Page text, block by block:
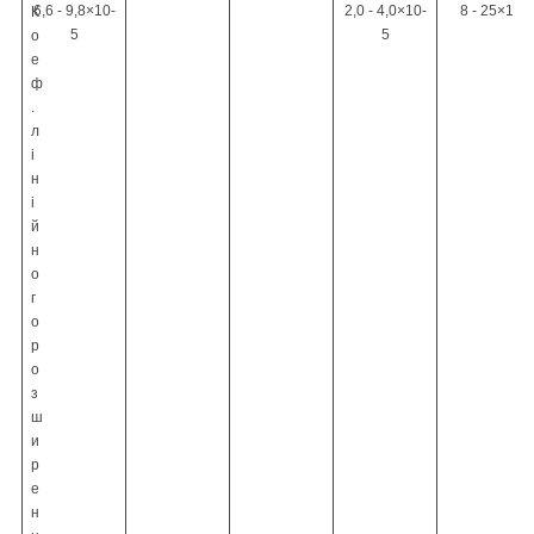
К
о
е
ф
л
і
н
і
й
н
о
г
о
р
о
з
ш
и
р
е
н
6,6 - 9,8×10-
5
2,0 - 4,0×10-
5
8 - 25×10